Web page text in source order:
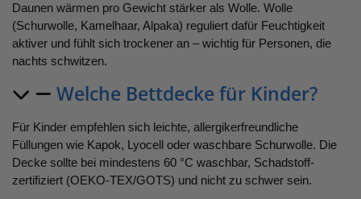
Daunen wärmen pro Gewicht stärker als Wolle. Wolle
(Schurwolle, Kamelhaar, Alpaka) reguliert dafür Feuchtigkeit
aktiver und fühlt sich trockener an – wichtig für Personen, die
nachts schwitzen.
Welche Bettdecke für Kinder?
Für Kinder empfehlen sich leichte, allergikerfreundliche
Füllungen wie Kapok, Lyocell oder waschbare Schurwolle. Die
Decke sollte bei mindestens 60 °C waschbar, Schadstoff-
zertifiziert (OEKO-TEX/GOTS) und nicht zu schwer sein.